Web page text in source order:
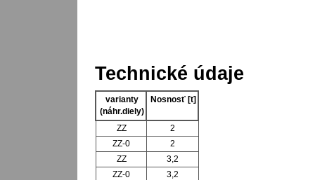
Technické údaje
varianty
(náhr.diely)
Nosnosť [t]
ZZ
2
ZZ-0
2
ZZ
3,2
ZZ-0
3,2